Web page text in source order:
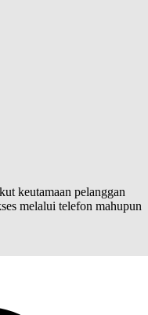
keutamaan pelanggan
melalui telefon mahupun